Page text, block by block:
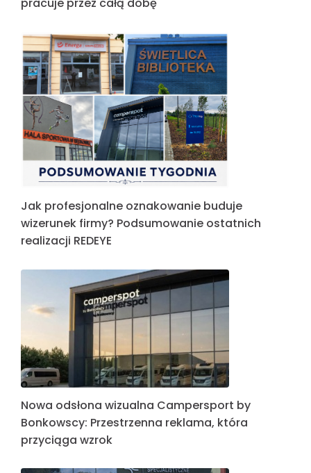
pracuje przez całą dobę
Jak profesjonalne oznakowanie buduje
wizerunek firmy? Podsumowanie ostatnich
realizacji REDEYE
Nowa odsłona wizualna Campersport by
Bonkowscy: Przestrzenna reklama, która
przyciąga wzrok